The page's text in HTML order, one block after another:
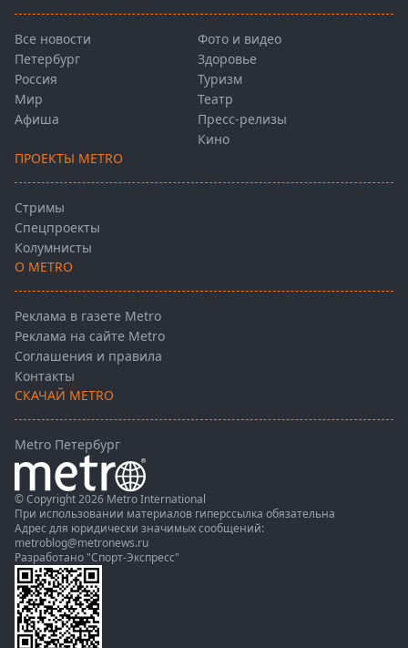
Все новости
Петербург
Россия
Мир
Афиша
Фото и видео
Здоровье
Туризм
Театр
Пресс-релизы
Кино
ПРОЕКТЫ METRO
Стримы
Спецпроекты
Колумнисты
О METRO
Реклама в газете Metro
Реклама на сайте Metro
Соглашения и правила
Контакты
СКАЧАЙ METRO
Metro Петербург
© Copyright 2026 Metro International
При использовании материалов гиперссылка обязательна
Адрес для юридически значимых сообщений:
metroblog@metronews.ru
Разработано "Спорт-Экспресс"